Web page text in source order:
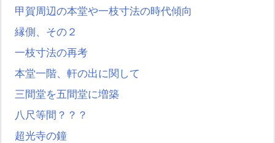
甲賀周辺の本堂や一枝寸法の時代傾向
縁側、その２
一枝寸法の再考
本堂一階、軒の出に関して
三間堂を五間堂に増築
八尺等間？？？
超光寺の鐘